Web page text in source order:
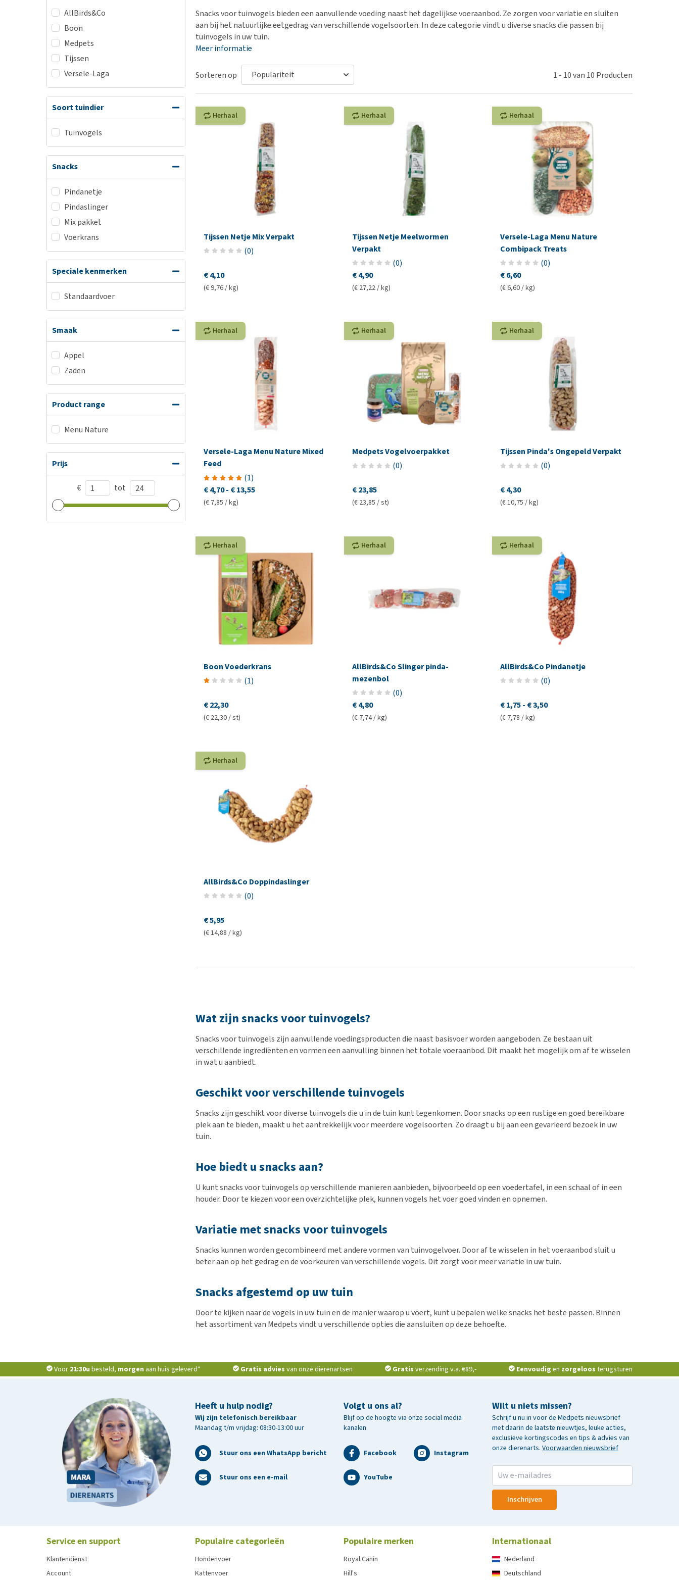
Biologisch hondenvoer
Vegan hondenvoer
Bekijk alles
Bench
Op reis en onderweg
Bekijk alles
Bekijk alles
Ouderdom en dementie
AllBirds&Co
Boon
Medpets
Tijssen
Versele-Laga
Soort tuindier
Tuinvogels
Snacks
Pindanetje
Pindaslinger
Mix pakket
Voerkrans
Speciale kenmerken
Standaardvoer
Smaak
Appel
Zaden
Product range
Menu Nature
Prijs
€ tot
Snacks voor tuinvogels bieden een aanvullende voeding naast het dagelijkse voeraanbod. Ze zorgen voor variatie en sluiten
aan bij het natuurlijke eetgedrag van verschillende vogelsoorten. In deze categorie vindt u diverse snacks die passen bij
tuinvogels in uw tuin.
Meer informatie
Sorteren op 1 - 10van 10 Producten
Herhaal
Tijssen Netje Mix Verpakt
(0)
€ 4,10
(€ 9,76 / kg)
Herhaal
Tijssen Netje Meelwormen
Verpakt
(0)
€ 4,90
(€ 27,22 / kg)
Herhaal
Versele-Laga Menu Nature
Combipack Treats
(0)
€ 6,60
(€ 6,60 / kg)
Herhaal
Versele-Laga Menu Nature Mixed
Feed
(1)
€ 4,70- € 13,55
(€ 7,85 / kg)
Herhaal
Medpets Vogelvoerpakket
(0)
€ 23,85
(€ 23,85 / st)
Herhaal
Tijssen Pinda's Ongepeld Verpakt
(0)
€ 4,30
(€ 10,75 / kg)
Herhaal
Boon Voederkrans
(1)
€ 22,30
(€ 22,30 / st)
Herhaal
AllBirds&Co Slinger pinda-
mezenbol
(0)
€ 4,80
(€ 7,74 / kg)
Herhaal
AllBirds&Co Pindanetje
(0)
€ 1,75- € 3,50
(€ 7,78 / kg)
Herhaal
AllBirds&Co Doppindaslinger
(0)
€ 5,95
(€ 14,88 / kg)
Wat zijn snacks voor tuinvogels?
Snacks voor tuinvogels zijn aanvullende voedingsproducten die naast basisvoer worden aangeboden. Ze bestaan uit
verschillende ingrediënten en vormen een aanvulling binnen het totale voeraanbod. Dit maakt het mogelijk om af te wisselen
in wat u aanbiedt.
Geschikt voor verschillende tuinvogels
Snacks zijn geschikt voor diverse tuinvogels die u in de tuin kunt tegenkomen. Door snacks op een rustige en goed bereikbare
plek aan te bieden, maakt u het aantrekkelijk voor meerdere vogelsoorten. Zo draagt u bij aan een gevarieerd bezoek in uw
tuin.
Hoe biedt u snacks aan?
U kunt snacks voor tuinvogels op verschillende manieren aanbieden, bijvoorbeeld op een voedertafel, in een schaal of in een
houder. Door te kiezen voor een overzichtelijke plek, kunnen vogels het voer goed vinden en opnemen.
Variatie met snacks voor tuinvogels
Snacks kunnen worden gecombineerd met andere vormen van tuinvogelvoer. Door af te wisselen in het voeraanbod sluit u
beter aan op het gedrag en de voorkeuren van verschillende vogels. Dit zorgt voor meer variatie in uw tuin.
Snacks afgestemd op uw tuin
Door te kijken naar de vogels in uw tuin en de manier waarop u voert, kunt u bepalen welke snacks het beste passen. Binnen
het assortiment van Medpets vindt u verschillende opties die aansluiten op deze behoefte.
Voor 21:30u besteld, morgen aan huis geleverd* Gratis advies van onze dierenartsen Gratis verzending v.a. €89,- Eenvoudig en zorgeloos terugsturen
Heeft u hulp nodig?
Wij zijn telefonisch bereikbaar
Maandag t/m vrijdag: 08:30-13:00 uur
Stuur ons een WhatsApp bericht
Stuur ons een e-mail
Wilt u niets missen?
Schrijf u nu in voor de Medpets nieuwsbrief
met daarin de laatste nieuwtjes, leuke acties,
exclusieve kortingscodes en tips & advies van
onze dierenarts. Voorwaarden nieuwsbrief
Inschrijven
Volgt u ons al?
Blijf op de hoogte via onze social media
kanalen
Facebook Instagram
YouTube
Service en support
Klantendienst
Account
Populaire categorieën
Hondenvoer
Kattenvoer
Populaire merken
Royal Canin
Hill's
Internationaal
Nederland
Deutschland